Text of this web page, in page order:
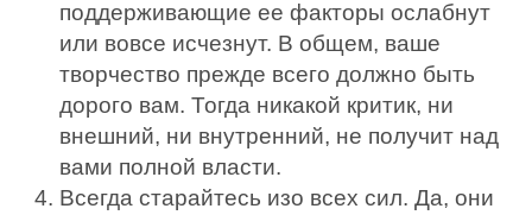
поддерживающие ее факторы ослабнут
или вовсе исчезнут. В общем, ваше
творчество прежде всего должно быть
дорого вам. Тогда никакой критик, ни
внешний, ни внутренний, не получит над
вами полной власти.
Всегда старайтесь изо всех сил. Да, они